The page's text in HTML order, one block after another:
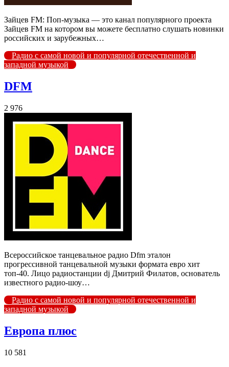
Зайцев FM: Поп-музыка — это канал популярного проекта
Зайцев FM на котором вы можете бесплатно слушать новинки
российских и зарубежных…
Радио с самой новой и популярной отечественной и
западной музыкой
DFM
2 976
Всероссийское танцевальное радио Dfm эталон
прогрессивной танцевальной музыки формата евро хит
топ-40. Лицо радиостанции dj Дмитрий Филатов, основатель
известного радио-шоу…
Радио с самой новой и популярной отечественной и
западной музыкой
Европа плюс
10 581